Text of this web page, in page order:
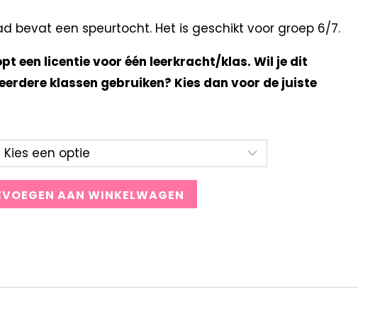
bevat een speurtocht. Het is geschikt voor groep 6/7.
een licentie voor één leerkracht/klas. Wil je dit
klassen gebruiken? Kies dan voor de juiste
AAN WINKELWAGEN